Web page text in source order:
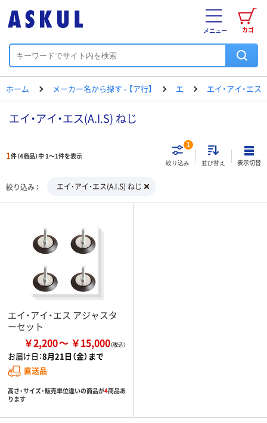
カゴ
メニュー
ホーム メーカー名から探す - 【ア行】 エ エイ・アイ・エス
エイ・アイ・エス(A.I.S) ねじ
1件（4商品）中 1～1件を表示
絞り込み
1
並び替え 表示切替
絞り込み エイ・アイ・エス(A.I.S) ねじ
エイ・アイ・エス アジャスタ
ーセット
￥2,200 ￥15,000
お届け日：8月21日（金）まで
直送品
高さ・サイズ・販売単位違いの商品が4商品あ
ります